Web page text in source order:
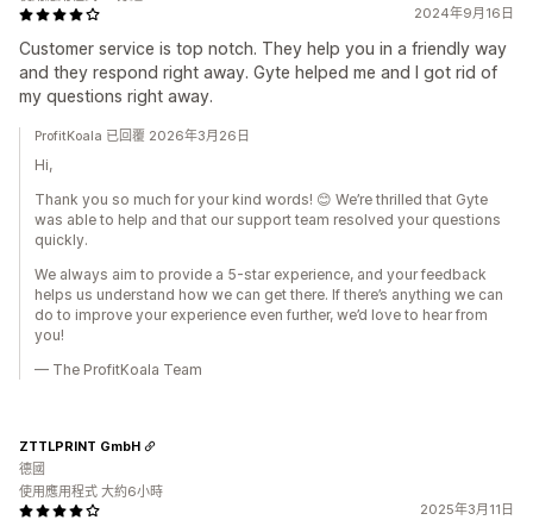
2024年9月16日
Customer service is top notch. They help you in a friendly way
and they respond right away. Gyte helped me and I got rid of
my questions right away.
ProfitKoala 已回覆 2026年3月26日
Hi,
Thank you so much for your kind words! 😊 We’re thrilled that Gyte
was able to help and that our support team resolved your questions
quickly.
We always aim to provide a 5-star experience, and your feedback
helps us understand how we can get there. If there’s anything we can
do to improve your experience even further, we’d love to hear from
you!
— The ProfitKoala Team
2025年3月11日
ZTTLPRINT GmbH
德國
使用應用程式 大約6小時